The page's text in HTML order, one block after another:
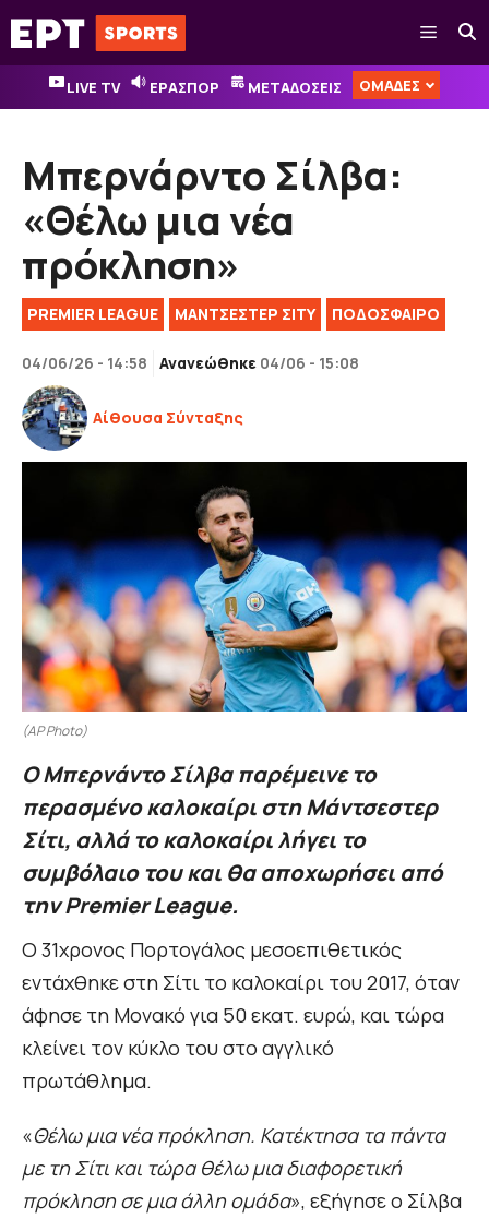
Μετάβαση
σε
περιεχόμενο
Μενού
LIVE TV ΕΡΑΣΠΟΡ ΜΕΤΑΔΟΣΕΙΣ ΟΜΑΔΕΣ
Μπερνάρντο Σίλβα:
«Θέλω μια νέα
πρόκληση»
PREMIER LEAGUE ΜΑΝΤΣΕΣΤΕΡ ΣΙΤΥ ΠΟΔΟΣΦΑΙΡΟ
04/06/26 - 14:58 Ανανεώθηκε 04/06 - 15:08
Αίθουσα Σύνταξης
(AP Photo)
Ο Μπερνάντο Σίλβα παρέμεινε το
περασμένο καλοκαίρι στη Μάντσεστερ
Σίτι, αλλά το καλοκαίρι λήγει το
συμβόλαιο του και θα αποχωρήσει από
την Premier League.
Ο 31χρονος Πορτογάλος μεσοεπιθετικός
εντάχθηκε στη Σίτι το καλοκαίρι του 2017, όταν
άφησε τη Μονακό για 50 εκατ. ευρώ, και τώρα
κλείνει τον κύκλο του στο αγγλικό
πρωτάθλημα.
«Θέλω μια νέα πρόκληση. Κατέκτησα τα πάντα
με τη Σίτι και τώρα θέλω μια διαφορετική
πρόκληση σε μια άλλη ομάδα», εξήγησε ο Σίλβα